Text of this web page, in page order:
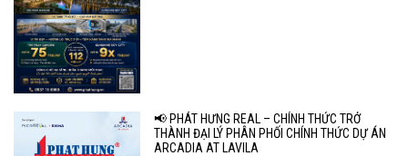
📢 PHÁT HƯNG REAL – CHÍNH THỨC TRỞ
THÀNH ĐẠI LÝ PHÂN PHỐI CHÍNH THỨC DỰ ÁN
ARCADIA AT LAVILA